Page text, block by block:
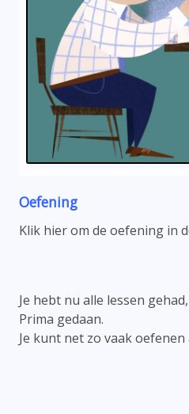
Oefening
Klik hier om de oefening in
Je hebt nu alle lessen gehad,
Prima gedaan.
Je kunt net zo vaak oefenen